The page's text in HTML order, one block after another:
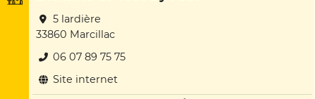
5 lardière
33860 Marcillac
06 07 89 75 75
Site internet